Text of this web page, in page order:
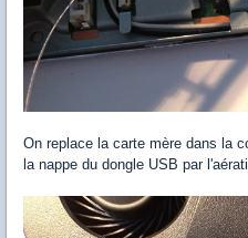
On replace la carte mère dans la
la nappe du dongle USB par